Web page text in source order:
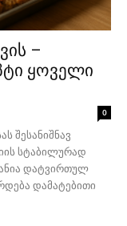
–
ყოველი
0
შესანიშნავ
სტაბილურად
დატვირთულ
დამატებითი